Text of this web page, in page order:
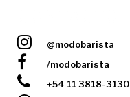
@modobarista
/modobarista
+54 11 3818-3130